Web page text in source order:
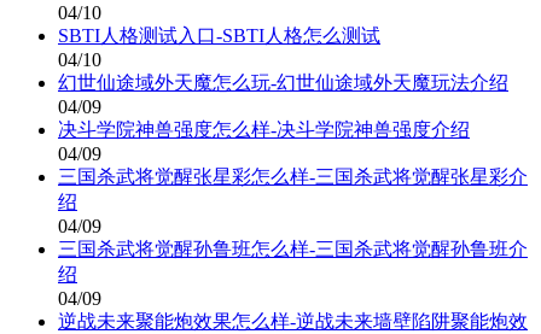
04/10
SBTI人格测试入口-SBTI人格怎么测试
04/10
幻世仙途域外天魔怎么玩-幻世仙途域外天魔玩法介绍
04/09
决斗学院神兽强度怎么样-决斗学院神兽强度介绍
04/09
三国杀武将觉醒张星彩怎么样-三国杀武将觉醒张星彩介
绍
04/09
三国杀武将觉醒孙鲁班怎么样-三国杀武将觉醒孙鲁班介
绍
04/09
逆战未来聚能炮效果怎么样-逆战未来墙壁陷阱聚能炮效